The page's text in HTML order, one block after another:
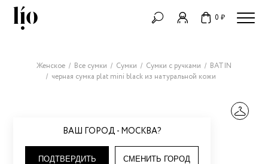
0 ₽
ВАШ ГОРОД - МОСКВА?
ПОДТВЕРДИТЬ СМЕНИТЬ ГОРОД
Женское Все сумки Сумки Сумки с ручками
BATIN
черная сумка plat mini black из натуральной кожи